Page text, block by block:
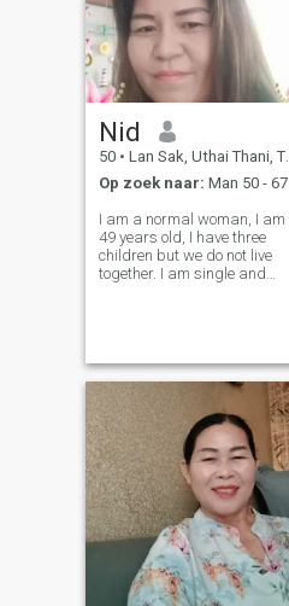
Nid
50 • Lan Sak, Uthai Thani, Thailand
Op zoek naar: Man 50 - 67
I am a normal woman, I am
49 years old, I have three
children but we do not live
together. I am single and